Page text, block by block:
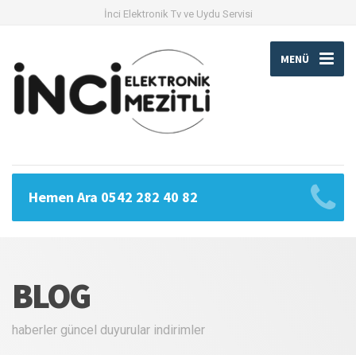
İnci Elektronik Tv ve Uydu Servisi
MENÜ
Hemen Ara 0542 282 40 82
BLOG
haberler güncel duyurular indirimler